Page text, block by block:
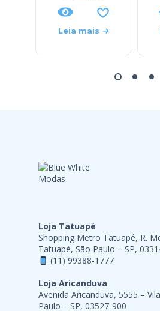
Leia mais
Loja Tatuapé
Shopping Metro Tatuapé, R.
Tatuapé, São Paulo – SP,
(11) 99388-1777
Loja Aricanduva
Avenida Aricanduva, 5555 –
Paulo – SP, 03527-900